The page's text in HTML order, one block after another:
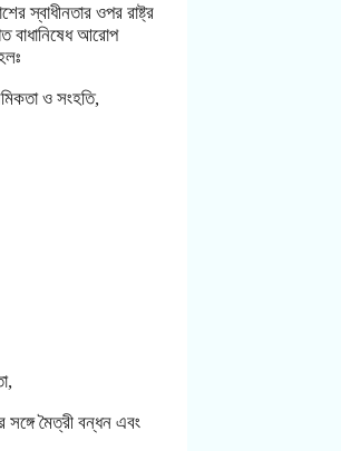
স্বাধীনতার ওপর রাষ্ট্র
বাধানিষেধ আরোপ
ও সংহতি,
সঙ্গে মৈত্রী বন্ধন এবং